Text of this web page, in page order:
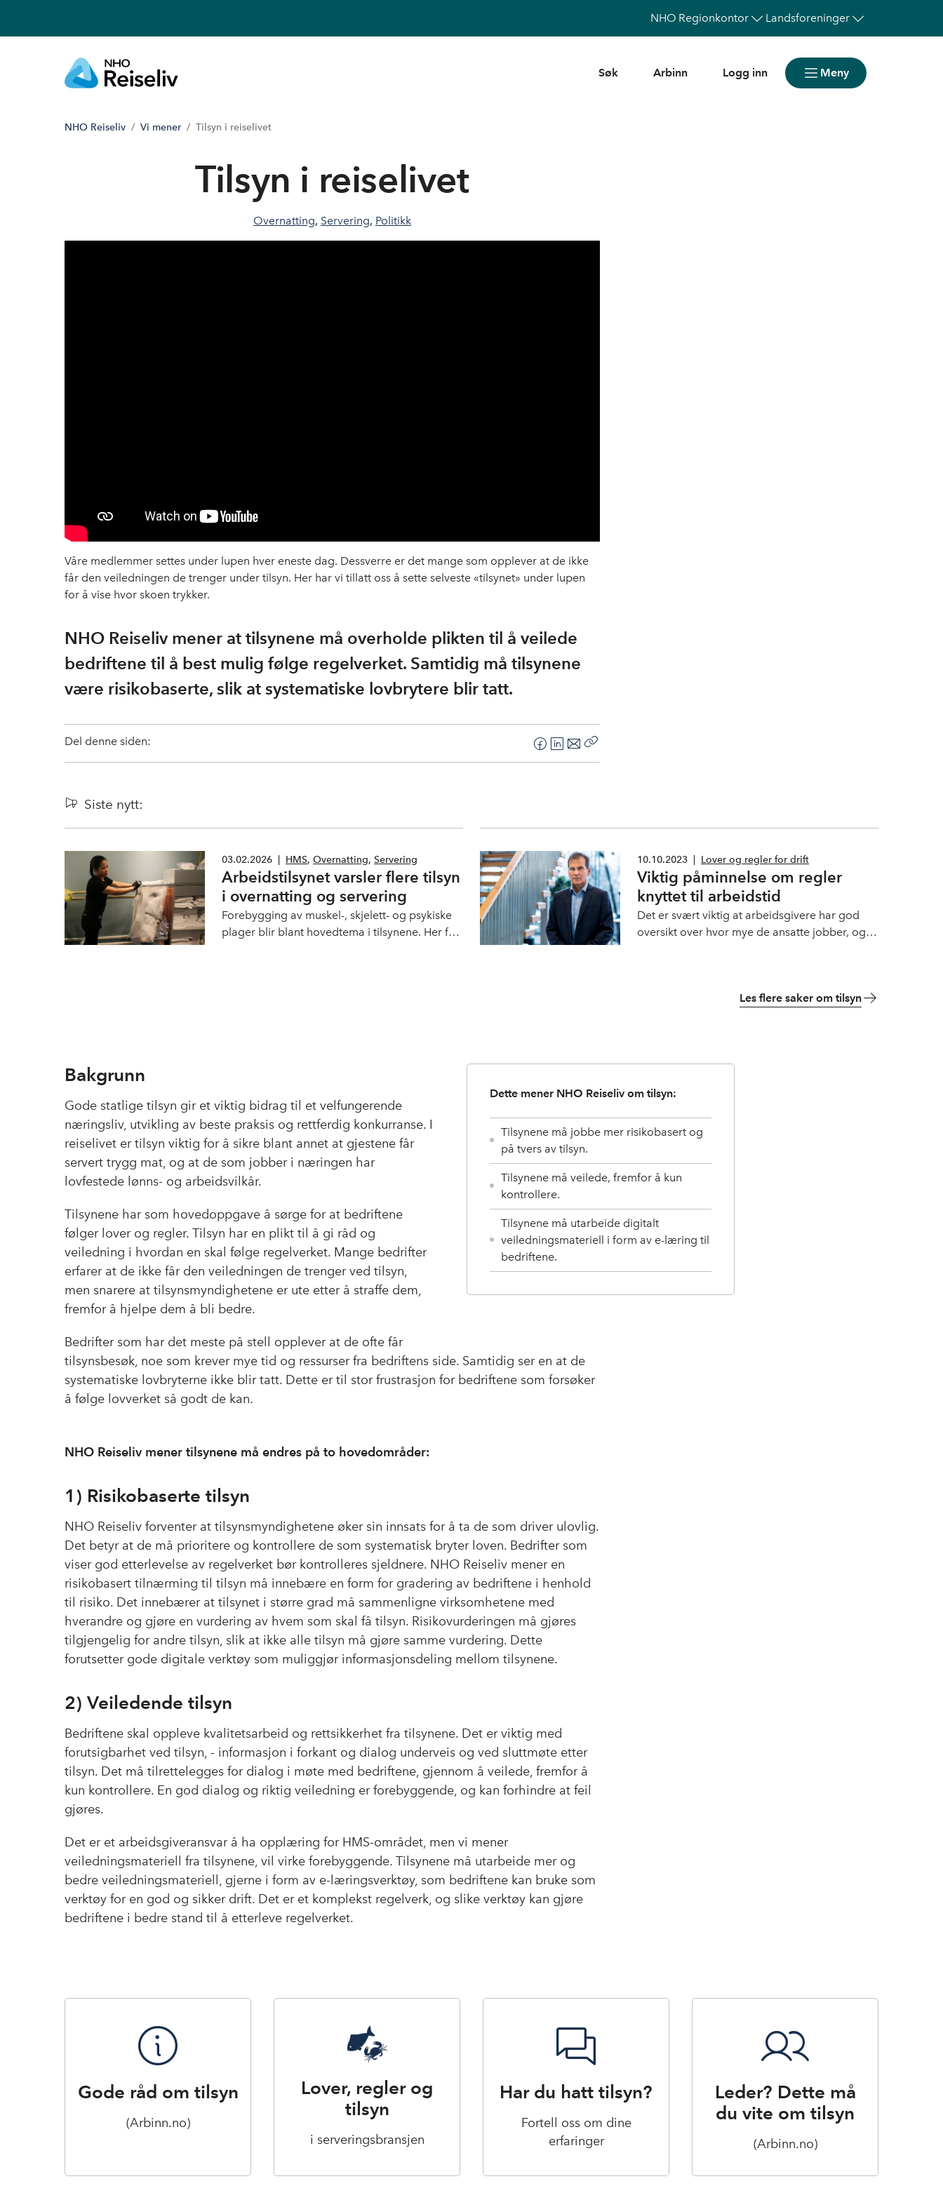
NHO Regionkontor Landsforeninger
Søk Arbinn Logg inn Meny
NHO Reiseliv Vi mener Tilsyn i reiselivet
Tilsyn i reiselivet
Overnatting, Servering, Politikk
Våre medlemmer settes under lupen hver eneste dag. Dessverre er det mange som opplever at de ikke
får den veiledningen de trenger under tilsyn. Her har vi tillatt oss å sette selveste «tilsynet» under lupen
for å vise hvor skoen trykker.
NHO Reiseliv mener at tilsynene må overholde plikten til å veilede
bedriftene til å best mulig følge regelverket. Samtidig må tilsynene
være risikobaserte, slik at systematiske lovbrytere blir tatt.
Del denne siden:
F
o
L
I
n
E
Siste nytt:
03.02.2026 HMS, Overnatting, Servering
Arbeidstilsynet varsler flere tilsyn
i overnatting og servering
Forebygging av muskel-, skjelett- og psykiske
plager blir blant hovedtema i tilsynene. Her får
10.10.2023 Lover og regler for drift
Viktig påminnelse om regler
knyttet til arbeidstid
Det er svært viktig at arbeidsgivere har god
oversikt over hvor mye de ansatte jobber, og
Les flere saker om tilsyn
Dette mener NHO Reiseliv om tilsyn:
Tilsynene må jobbe mer risikobasert og
på tvers av tilsyn.
Tilsynene må veilede, fremfor å kun
kontrollere.
Tilsynene må utarbeide digitalt
veiledningsmateriell i form av e-læring til
bedriftene.
Bakgrunn
Gode statlige tilsyn gir et viktig bidrag til et velfungerende
næringsliv, utvikling av beste praksis og rettferdig konkurranse. I
reiselivet er tilsyn viktig for å sikre blant annet at gjestene får
servert trygg mat, og at de som jobber i næringen har
lovfestede lønns- og arbeidsvilkår.
Tilsynene har som hovedoppgave å sørge for at bedriftene
følger lover og regler. Tilsyn har en plikt til å gi råd og
veiledning i hvordan en skal følge regelverket. Mange bedrifter
erfarer at de ikke får den veiledningen de trenger ved tilsyn,
men snarere at tilsynsmyndighetene er ute etter å straffe dem,
fremfor å hjelpe dem å bli bedre.
Bedrifter som har det meste på stell opplever at de ofte får
tilsynsbesøk, noe som krever mye tid og ressurser fra bedriftens side. Samtidig ser en at de
systematiske lovbryterne ikke blir tatt. Dette er til stor frustrasjon for bedriftene som forsøker
å følge lovverket så godt de kan.
NHO Reiseliv mener tilsynene må endres på to hovedområder:
1) Risikobaserte tilsyn
NHO Reiseliv forventer at tilsynsmyndighetene øker sin innsats for å ta de som driver ulovlig.
Det betyr at de må prioritere og kontrollere de som systematisk bryter loven. Bedrifter som
viser god etterlevelse av regelverket bør kontrolleres sjeldnere. NHO Reiseliv mener en
risikobasert tilnærming til tilsyn må innebære en form for gradering av bedriftene i henhold
til risiko. Det innebærer at tilsynet i større grad må sammenligne virksomhetene med
hverandre og gjøre en vurdering av hvem som skal få tilsyn. Risikovurderingen må gjøres
tilgjengelig for andre tilsyn, slik at ikke alle tilsyn må gjøre samme vurdering. Dette
forutsetter gode digitale verktøy som muliggjør informasjonsdeling mellom tilsynene.
2) Veiledende tilsyn
Bedriftene skal oppleve kvalitetsarbeid og rettsikkerhet fra tilsynene. Det er viktig med
forutsigbarhet ved tilsyn, - informasjon i forkant og dialog underveis og ved sluttmøte etter
tilsyn. Det må tilrettelegges for dialog i møte med bedriftene, gjennom å veilede, fremfor å
kun kontrollere. En god dialog og riktig veiledning er forebyggende, og kan forhindre at feil
gjøres.
Det er et arbeidsgiveransvar å ha opplæring for HMS-området, men vi mener
veiledningsmateriell fra tilsynene, vil virke forebyggende. Tilsynene må utarbeide mer og
bedre veiledningsmateriell, gjerne i form av e-læringsverktøy, som bedriftene kan bruke som
verktøy for en god og sikker drift. Det er et komplekst regelverk, og slike verktøy kan gjøre
bedriftene i bedre stand til å etterleve regelverket.
Gode råd om tilsyn
(Arbinn.no)
Lover, regler og
tilsyn
i serveringsbransjen
Har du hatt tilsyn?
Fortell oss om dine
erfaringer
Leder? Dette må
du vite om tilsyn
(Arbinn.no)